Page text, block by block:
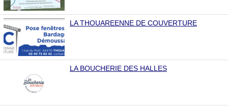
LA THOUAREENNE DE COUVERTURE
LA BOUCHERIE DES HALLES